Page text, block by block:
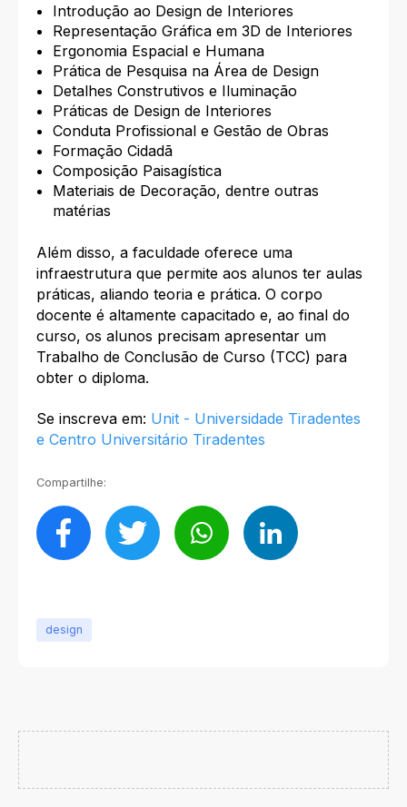
Introdução ao Design de Interiores
Representação Gráfica em 3D de Interiores
Ergonomia Espacial e Humana
Prática de Pesquisa na Área de Design
Detalhes Construtivos e Iluminação
Práticas de Design de Interiores
Conduta Profissional e Gestão de Obras
Formação Cidadã
Composição Paisagística
Materiais de Decoração, dentre outras
matérias
Além disso, a faculdade oferece uma
infraestrutura que permite aos alunos ter aulas
práticas, aliando teoria e prática. O corpo
docente é altamente capacitado e, ao final do
curso, os alunos precisam apresentar um
Trabalho de Conclusão de Curso (TCC) para
obter o diploma.
Se inscreva em: Unit - Universidade Tiradentes
e Centro Universitário Tiradentes
Compartilhe:
design